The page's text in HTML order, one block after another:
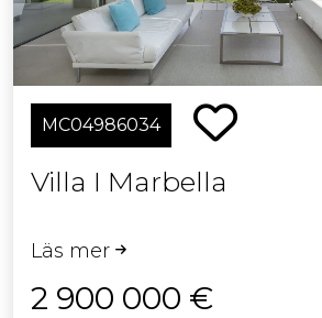
MC04986034
Villa I Marbella
Läs mer
2 900 000 €